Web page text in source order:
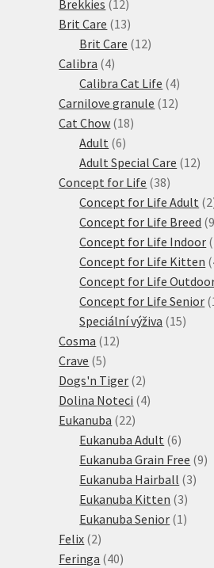
Brekkies 12
produktů
Brit Care 1313
produktů
Brit Care 1212
Calibra 44
produkty
Calibra Cat Life 44
Carnilove granule 1212
Cat Chow 1818
Adult 66
produktů
Adult Special Care 1212
Concept for Life 3838
Concept for Life Adult 2
Concept for Life Breed 9
Concept for Life Indoor
Concept for Life Kitten
Concept for Life
Concept for Life Senior
Speciální výživa 1515
Cosma 1212
Crave 55
produktů
Dogs'n Tiger 22
produkty
Dolina Noteci 44
Eukanuba 2222
produktů
Eukanuba Adult 66
Eukanuba Grain Free 99
Eukanuba Hairball 33
Eukanuba Kitten 33
Eukanuba Senior 1 1
Felix 22
produkty
Feringa 4040